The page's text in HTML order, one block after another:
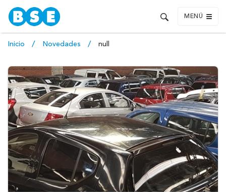
MENÚ
Inicio Novedades null